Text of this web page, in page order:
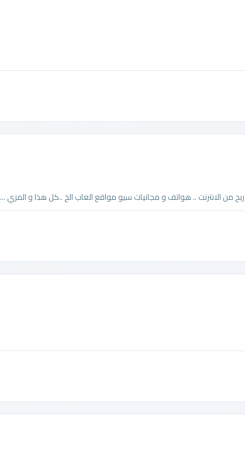
ربح من الانترنت .. هواتف و مجانيات سيو مواقع العاب الخ ..كل هذا و المزي ...